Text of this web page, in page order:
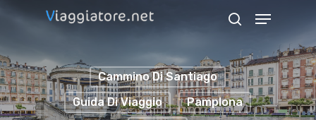
main
content
Menu
Cammino Di Santiago
Guida Di Viaggio
Pamplona
Close
Menu